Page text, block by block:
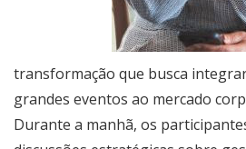
transformação que busca
grandes eventos ao mercado
Durante a manhã, os